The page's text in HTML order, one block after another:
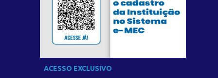
ACESSO EXCLUSIVO